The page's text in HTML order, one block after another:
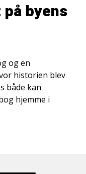
byens
og en
historien blev
både kan
hjemme i